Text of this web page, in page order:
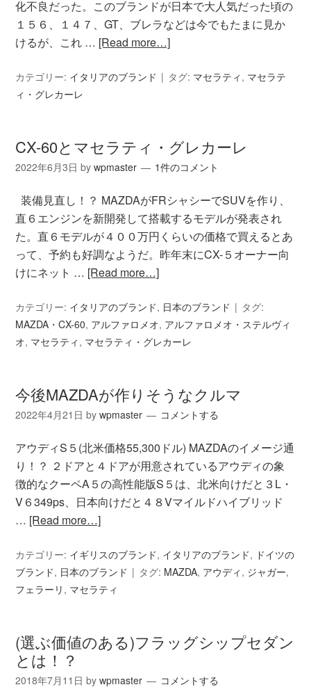
化不良だった。このブランドが日本で大人気だった頃の
１５６、１４７、GT、ブレラなどは今でもたまに見か
けるが、これ … [Read more…]
カテゴリー: イタリアのブランド タグ: マセラティ , マセラテ
ィ・グレカーレ
CX-60とマセラティ・グレカーレ
2022年6月3日 bywpmaster 1件のコメント
装備見直し！？ MAZDAがFRシャシーでSUVを作り、
直６エンジンを新開発して搭載するモデルが発表され
た。直６モデルが４００万円くらいの価格で買えるとあ
って、予約も好調なようだ。昨年末にCX-５オーナー向
けにネット … [Read more…]
カテゴリー: イタリアのブランド, 日本のブランド
タグ:
MAZDA・CX-60, アルファロメオ, アルファロメオ・ステルヴィ
オ, マセラティ , マセラティ・グレカーレ
今後MAZDAが作りそうなクルマ
2022年4月21日 bywpmaster コメントする
アウディS５(北米価格55,300ドル) MAZDAのイメージ通
り！？ ２ドアと４ドアが用意されているアウディの象
徴的なクーペA５の高性能版S５は、北米向けだと３L・
V６349ps、日本向けだと４８Vマイルドハイブリッド
… [Read more…]
カテゴリー: イギリスのブランド, イタリアのブランド, ドイツの
ブランド, 日本のブランド タグ: MAZDA, アウディ , ジャガー,
フェラーリ , マセラティ
(選ぶ価値のある)フラッグシップセダン
とは！？
2018年7月11日 bywpmaster コメントする